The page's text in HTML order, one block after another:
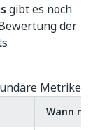
gibt es noch
der
Metriken
Wann